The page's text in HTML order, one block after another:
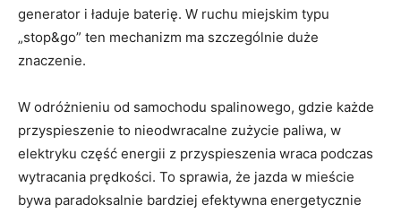
generator i ładuje baterię. W ruchu miejskim typu
„stop&go” ten mechanizm ma szczególnie duże
znaczenie.
W odróżnieniu od samochodu spalinowego, gdzie każde
przyspieszenie to nieodwracalne zużycie paliwa, w
elektryku część energii z przyspieszenia wraca podczas
wytracania prędkości. To sprawia, że jazda w mieście
bywa paradoksalnie bardziej efektywna energetycznie